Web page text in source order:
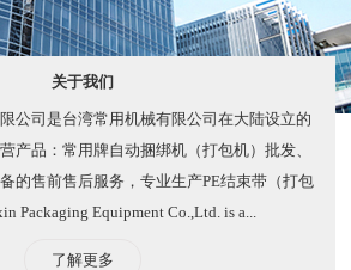
关于我们
公司是台湾常用机械有限公司在大陆设立的
产品：常用牌自动捆绑机（打包机）批发、
的售前售后服务，专业生产PE结束带（打包
Packaging Equipment Co.,Ltd. is a...
了解更多